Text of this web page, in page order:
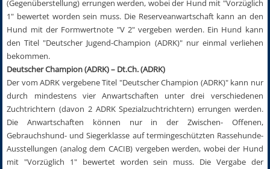
(Gegenüberstellung) errungen werden, wobei der Hund mit "Vorzüglich
1" bewertet worden sein muss. Die Reserveanwartschaft kann an den
Hund mit der Formwertnote "V 2" vergeben werden. Ein Hund kann
den Titel "Deutscher Jugend-Champion (ADRK)" nur einmal verliehen
bekommen.
Deutscher Champion (ADRK) – Dt.Ch. (ADRK)
Der vom ADRK vergebene Titel "Deutscher Champion (ADRK)" kann nur
durch mindestens vier Anwartschaften unter drei verschiedenen
Zuchtrichtern (davon 2 ADRK Spezialzuchtrichtern) errungen werden.
Die Anwartschaften können nur in der Zwischen- Offenen,
Gebrauchshund- und Siegerklasse auf termingeschützten Rassehunde-
Ausstellungen (analog dem CACIB) vergeben werden, wobei der Hund
mit "Vorzüglich 1" bewertet worden sein muss. Die Vergabe der